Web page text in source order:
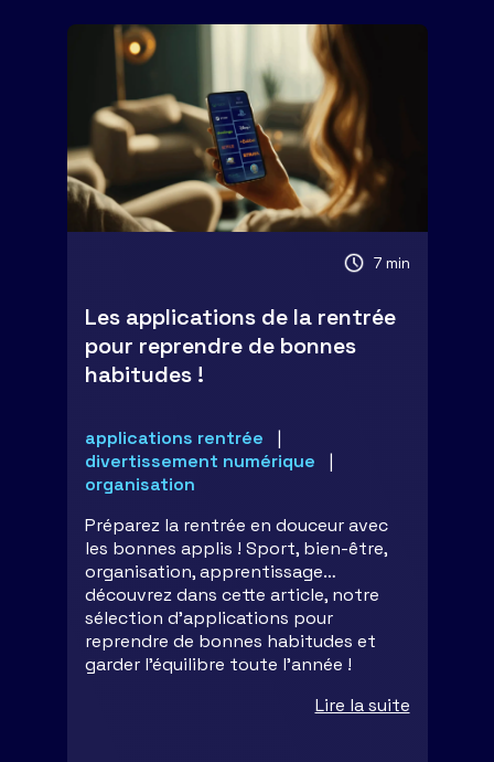
7 min
Les applications de la rentrée
pour reprendre de bonnes
habitudes !
applications rentrée
divertissement numérique
organisation
Préparez la rentrée en douceur avec
les bonnes applis ! Sport, bien-être,
organisation, apprentissage…
découvrez dans cette article, notre
sélection d'applications pour
reprendre de bonnes habitudes et
garder l’équilibre toute l’année !
Lire la suite